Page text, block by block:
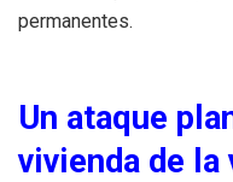
permanentes.
Un ataque
vivienda de